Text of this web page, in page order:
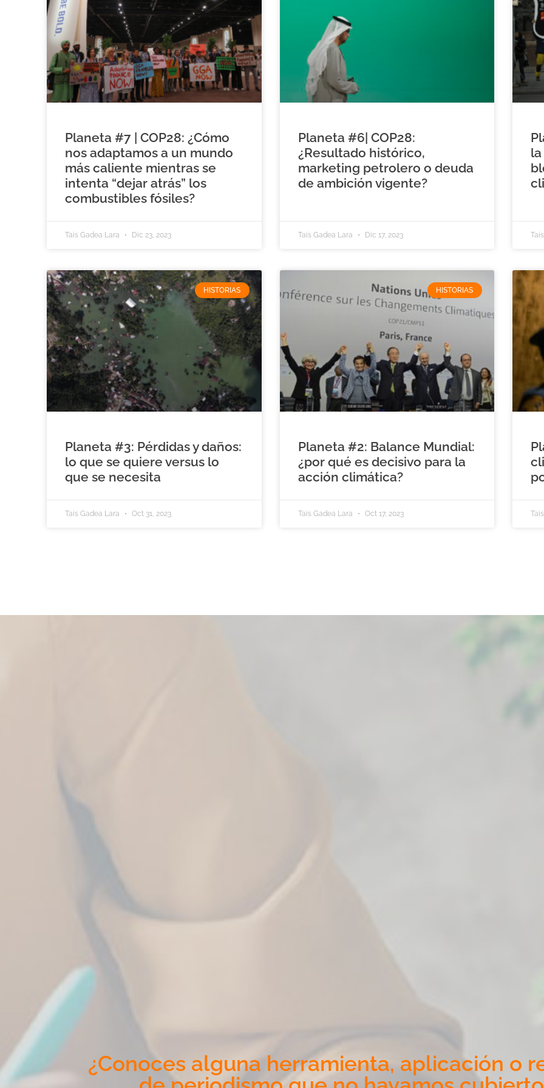
Planeta #7 | COP28: ¿Cómo
nos adaptamos a un mundo
más caliente mientras se
intenta “dejar atrás” los
combustibles fósiles?
Tais Gadea Lara Dic 23, 2023
Planeta #6| COP28:
¿Resultado histórico,
marketing petrolero o deuda
de ambición vigente?
Tais Gadea Lara Dic 17, 2023
HISTORIAS
Planeta #3: Pérdidas y daños:
lo que se quiere versus lo
que se necesita
Tais Gadea Lara Oct 31, 2023
HISTORIAS
Planeta #2: Balance Mundial:
¿por qué es decisivo para la
acción climática?
Tais Gadea Lara Oct 17, 2023
¿Conoces alguna herramienta, aplicación o